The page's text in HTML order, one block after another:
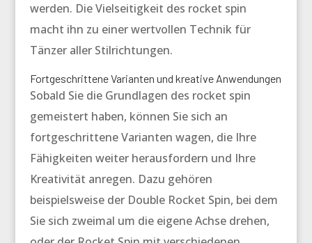
werden. Die Vielseitigkeit des rocket spin
macht ihn zu einer wertvollen Technik für
Tänzer aller Stilrichtungen.
Fortgeschrittene Varianten und kreative Anwendungen
Sobald Sie die Grundlagen des rocket spin
gemeistert haben, können Sie sich an
fortgeschrittene Varianten wagen, die Ihre
Fähigkeiten weiter herausfordern und Ihre
Kreativität anregen. Dazu gehören
beispielsweise der Double Rocket Spin, bei dem
Sie sich zweimal um die eigene Achse drehen,